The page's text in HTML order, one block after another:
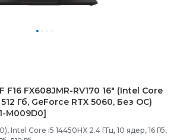
F16 FX608JMR-RV170 16" (Intel Core
512 Гб, GeForce RTX 5060, Без ОС)
M009D0]
Intel Core i5 14450HX 2.4 ГГц, 10 ядер, 16 Гб,